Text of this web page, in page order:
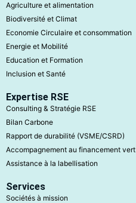
Agriculture et alimentation
Biodiversité et Climat
Economie Circulaire et consommation
Energie et Mobilité
Education et Formation
Inclusion et Santé
Expertise RSE
Consulting & Stratégie RSE
Bilan Carbone
Rapport de durabilité (VSME/CSRD)
Accompagnement au financement vert
Assistance à la labellisation
Services
Sociétés à mission